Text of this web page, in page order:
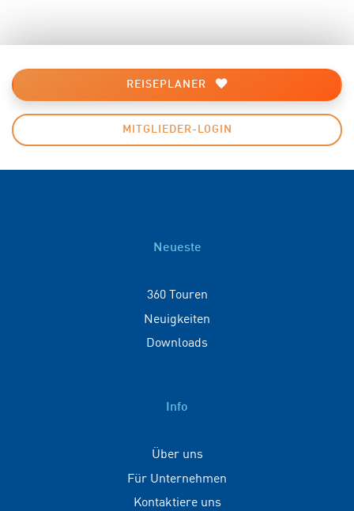
REISEPLANER
MITGLIEDER-LOGIN
Neueste
360 Touren
Neuigkeiten
Downloads
Info
Über uns
Für Unternehmen
Kontaktiere uns